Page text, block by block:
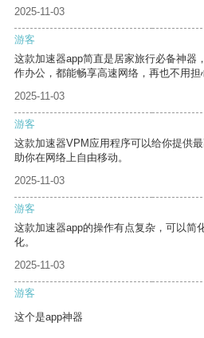
2025-11-03
游客
这款加速器app简直是居家旅行必备神器
作办公，都能畅享高速网络，再也不用担
2025-11-03
游客
这款加速器VPM应用程序可以给你提供
助你在网络上自由移动。
2025-11-03
游客
这款加速器app的操作有点复杂，可以简
化。
2025-11-03
游客
这个是app神器